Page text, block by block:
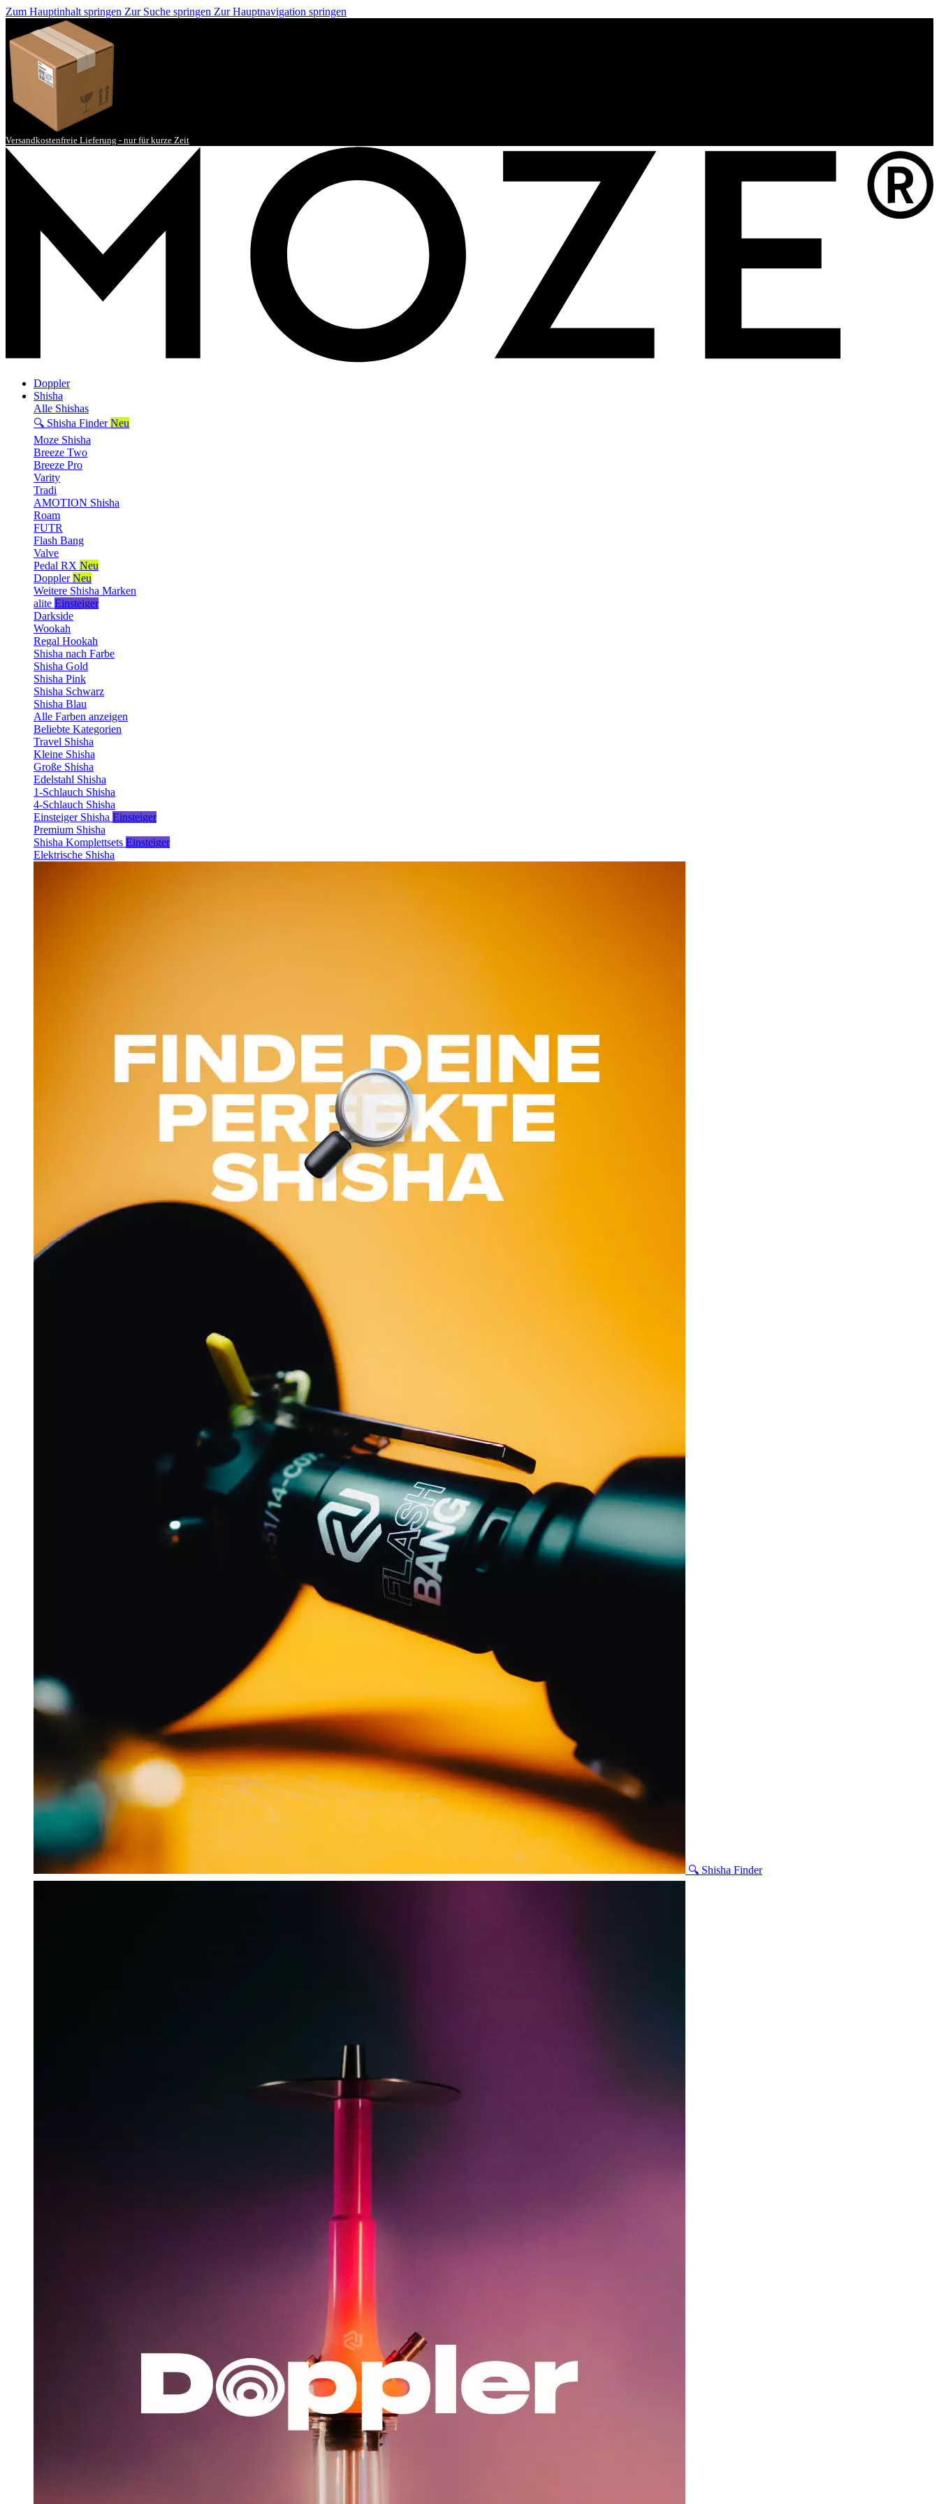
Zum Hauptinhalt springen Zur Suche springen Zur Hauptnavigation springen
Versandkostenfreie Lieferung - nur für kurze Zeit
Doppler
Shisha
Alle Shishas
🔍 Shisha Finder Neu
Moze Shisha
Breeze Two
Breeze Pro
Varity
Tradi
AMOTION Shisha
Roam
FUTR
Flash Bang
Valve
Pedal RX Neu
Doppler Neu
Weitere Shisha Marken
alite Einsteiger
Darkside
Wookah
Regal Hookah
Shisha nach Farbe
Shisha Gold
Shisha Pink
Shisha Schwarz
Shisha Blau
Alle Farben anzeigen
Beliebte Kategorien
Travel Shisha
Kleine Shisha
Große Shisha
Edelstahl Shisha
1-Schlauch Shisha
4-Schlauch Shisha
Einsteiger Shisha Einsteiger
Premium Shisha
Shisha Komplettsets Einsteiger
Elektrische Shisha
🔍 Shisha Finder